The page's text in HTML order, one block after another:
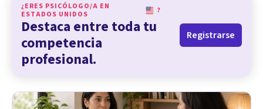
¿ERES PSICÓLOGO/A EN
ESTADOS UNIDOS
?
Destaca entre toda tu
competencia
profesional.
Registrarse